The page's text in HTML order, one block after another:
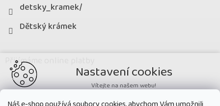
detsky_kramek/
Dětský krámek
Přijímáme online platby
Nastavení cookies
Vítejte na našem webu!
Potřebujeme nastavit cookies a související technologie, aby